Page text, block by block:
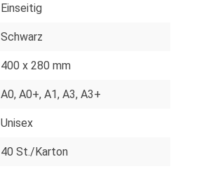
Einseitig
Schwarz
400 x 280 mm
A0, A0+, A1, A3, A3+
Unisex
40 St./Karton